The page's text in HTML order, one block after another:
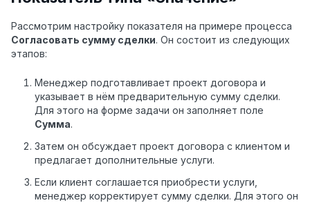
Рассмотрим настройку показателя на примере процесса
Согласовать сумму сделки. Он состоит из следующих
этапов:
Менеджер подготавливает проект договора и
указывает в нём предварительную сумму сделки.
Для этого на форме задачи он заполняет поле
Сумма.
Затем он обсуждает проект договора с клиентом и
предлагает дополнительные услуги.
Если клиент соглашается приобрести услуги,
менеджер корректирует сумму сделки. Для этого он